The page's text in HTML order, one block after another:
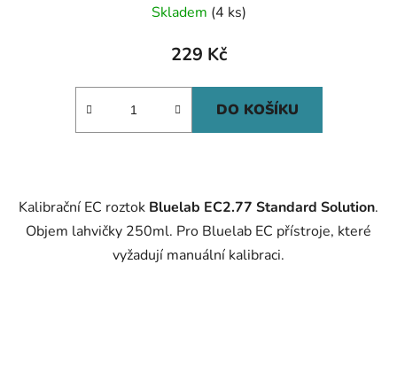
Skladem (4 ks)
229 Kč
DO KOŠÍKU
Kalibrační EC roztok Bluelab EC2.77 Standard Solution.
Objem lahvičky 250ml. Pro Bluelab EC přístroje, které
vyžadují manuální kalibraci.